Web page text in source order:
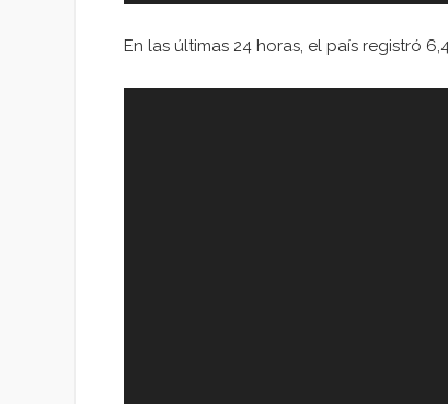
En las últimas 24 horas, el país registró